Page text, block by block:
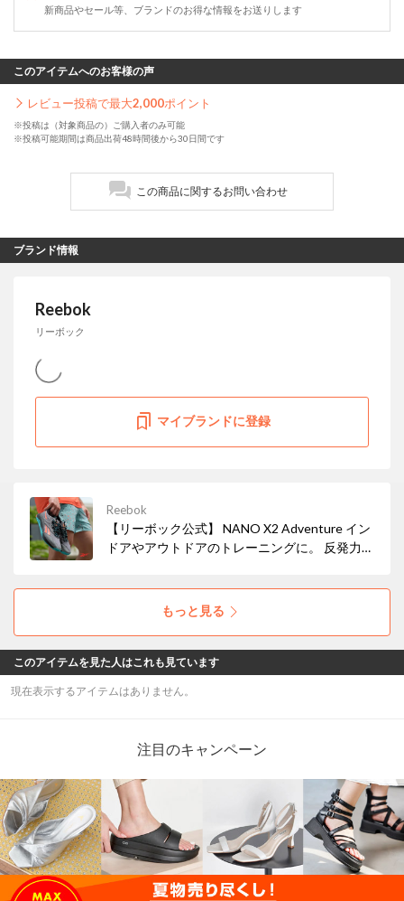
新商品やセール等、ブランドのお得な情報をお送りします
このアイテムへのお客様の声
レビュー投稿で最大2,000ポイント
※投稿は（対象商品の）ご購入者のみ可能
※投稿可能期間は商品出荷48時間後から30日間です
この商品に関するお問い合わせ
ブランド情報
Reebok
リーボック
マイブランドに登録
Reebok
【リーボック公式】 NANO X2 Adventure イン
ドアやアウトドアのトレーニングに。 反発力の
ップ力を発揮。
もっと見る
このアイテムを見た人はこれも見ています
現在表示するアイテムはありません。
注目のキャンペーン